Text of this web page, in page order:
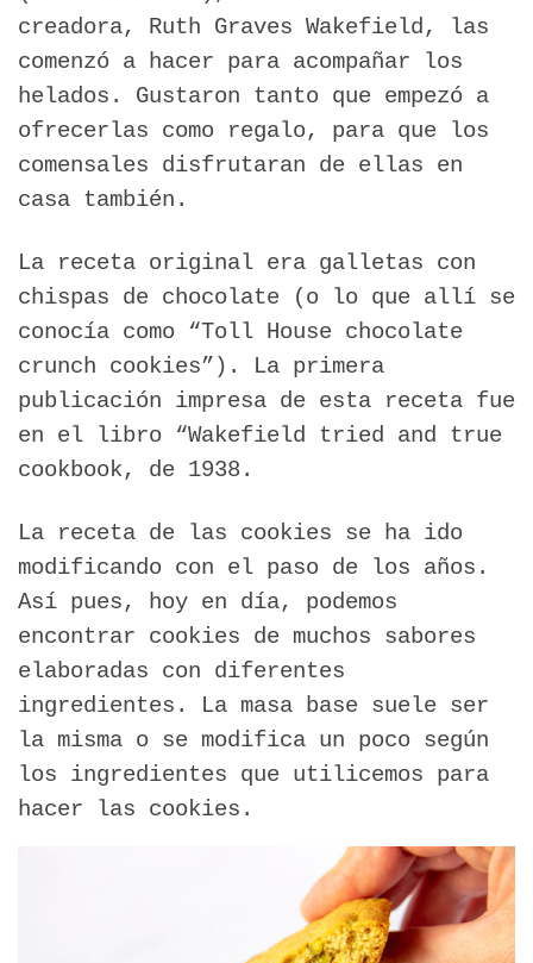
creadora, Ruth Graves Wakefield, las
comenzó a hacer para acompañar los
helados. Gustaron tanto que empezó a
ofrecerlas como regalo, para que los
comensales disfrutaran de ellas en
casa también.
La receta original era galletas con
chispas de chocolate (o lo que allí se
conocía como “Toll House chocolate
crunch cookies”). La primera
publicación impresa de esta receta fue
en el libro “Wakefield tried and true
cookbook, de 1938.
La receta de las cookies se ha ido
modificando con el paso de los años.
Así pues, hoy en día, podemos
encontrar cookies de muchos sabores
elaboradas con diferentes
ingredientes. La masa base suele ser
la misma o se modifica un poco según
los ingredientes que utilicemos para
hacer las cookies.